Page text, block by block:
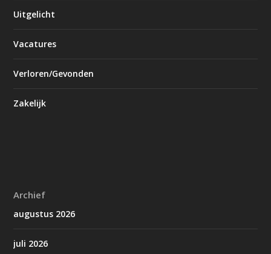
Uitgelicht
Vacatures
Verloren/Gevonden
Zakelijk
Archief
augustus 2026
juli 2026